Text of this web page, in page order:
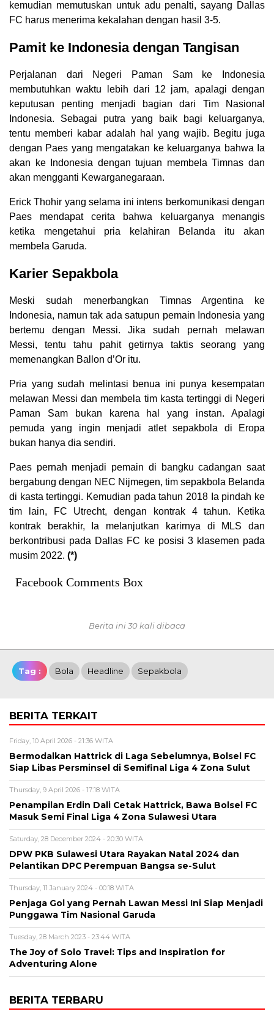
kemudian memutuskan untuk adu penalti, sayang Dallas
FC harus menerima kekalahan dengan hasil 3-5.
Pamit ke Indonesia dengan Tangisan
Perjalanan dari Negeri Paman Sam ke Indonesia
membutuhkan waktu lebih dari 12 jam, apalagi dengan
keputusan penting menjadi bagian dari Tim Nasional
Indonesia. Sebagai putra yang baik bagi keluarganya,
tentu memberi kabar adalah hal yang wajib. Begitu juga
dengan Paes yang mengatakan ke keluarganya bahwa Ia
akan ke Indonesia dengan tujuan membela Timnas dan
akan mengganti Kewarganegaraan.
Erick Thohir yang selama ini intens berkomunikasi dengan
Paes mendapat cerita bahwa keluarganya menangis
ketika mengetahui pria kelahiran Belanda itu akan
membela Garuda.
Karier Sepakbola
Meski sudah menerbangkan Timnas Argentina ke
Indonesia, namun tak ada satupun pemain Indonesia yang
bertemu dengan Messi. Jika sudah pernah melawan
Messi, tentu tahu pahit getirnya taktis seorang yang
memenangkan Ballon d’Or itu.
Pria yang sudah melintasi benua ini punya kesempatan
melawan Messi dan membela tim kasta tertinggi di Negeri
Paman Sam bukan karena hal yang instan. Apalagi
pemuda yang ingin menjadi atlet sepakbola di Eropa
bukan hanya dia sendiri.
Paes pernah menjadi pemain di bangku cadangan saat
bergabung dengan NEC Nijmegen, tim sepakbola Belanda
di kasta tertinggi. Kemudian pada tahun 2018 Ia pindah ke
tim lain, FC Utrecht, dengan kontrak 4 tahun. Ketika
kontrak berakhir, Ia melanjutkan karirnya di MLS dan
berkontribusi pada Dallas FC ke posisi 3 klasemen pada
musim 2022. (*)
Facebook Comments Box
Berita ini 30 kali dibaca
Tag : Bola Headline Sepakbola
BERITA TERKAIT
Friday, 10 April 2026 - 21:36 WITA
Bermodalkan Hattrick di Laga Sebelumnya, Bolsel FC
Siap Libas Persminsel di Semifinal Liga 4 Zona Sulut
Thursday, 9 April 2026 - 17:18 WITA
Penampilan Erdin Dali Cetak Hattrick, Bawa Bolsel FC
Masuk Semi Final Liga 4 Zona Sulawesi Utara
Saturday, 28 December 2024 - 20:30 WITA
DPW PKB Sulawesi Utara Rayakan Natal 2024 dan
Pelantikan DPC Perempuan Bangsa se-Sulut
Thursday, 11 January 2024 - 00:18 WITA
Penjaga Gol yang Pernah Lawan Messi Ini Siap Menjadi
Punggawa Tim Nasional Garuda
Tuesday, 28 March 2023 - 23:44 WITA
The Joy of Solo Travel: Tips and Inspiration for
Adventuring Alone
BERITA TERBARU